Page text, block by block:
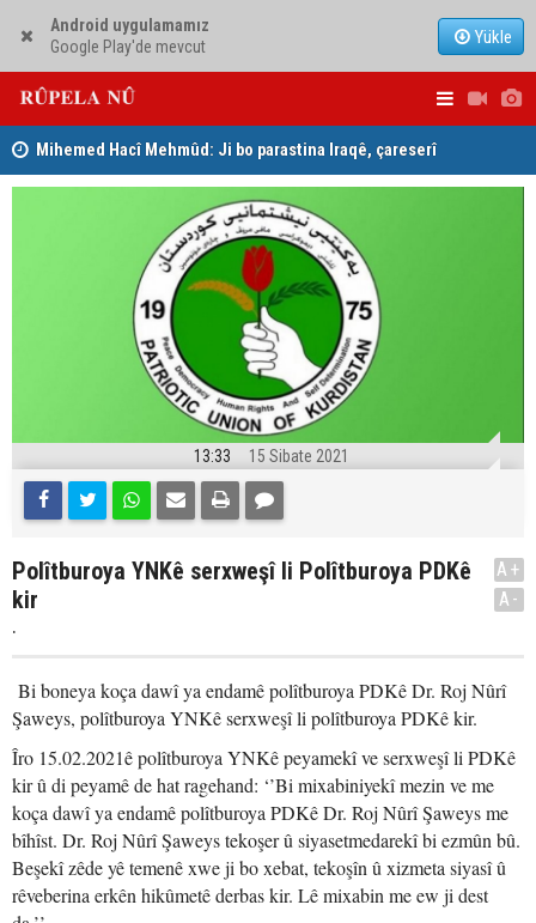
Android uygulamamız
Google Play'de mevcut
Yükle
Mihemed Hacî Mehmûd: Ji bo parastina Iraqê, çareserî
sîstema konfederalî ye Dîcleyê
13:33 15 Sibate 2021
Polîtburoya YNKê serxweşî li Polîtburoya PDKê
kir
.
A+
A-
Bi boneya koça dawî ya endamê polîtburoya PDKê Dr. Roj Nûrî
Şaweys, polîtburoya YNKê serxweşî li polîtburoya PDKê kir.
Îro 15.02.2021ê polîtburoya YNKê peyamekî ve serxweşî li PDKê
kir û di peyamê de hat ragehand: ‘’Bi mixabiniyekî mezin ve me
koça dawî ya endamê polîtburoya PDKê Dr. Roj Nûrî Şaweys me
bîhîst. Dr. Roj Nûrî Şaweys tekoşer û siyasetmedarekî bi ezmûn bû.
Beşekî zêde yê temenê xwe ji bo xebat, tekoşîn û xizmeta siyasî û
rêveberina erkên hikûmetê derbas kir. Lê mixabin me ew ji dest